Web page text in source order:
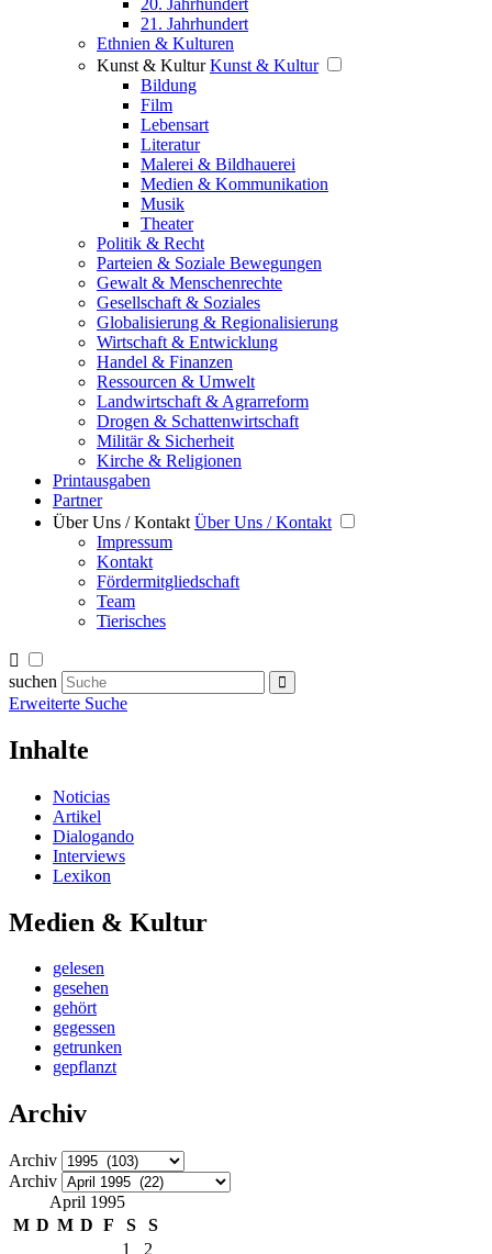
21. Jahrhundert
Ethnien & Kulturen
Kunst & Kultur Kunst & Kultur
Bildung
Film
Lebensart
Literatur
Malerei & Bildhauerei
Medien & Kommunikation
Musik
Theater
Politik & Recht
Parteien & Soziale Bewegungen
Gewalt & Menschenrechte
Gesellschaft & Soziales
Globalisierung & Regionalisierung
Wirtschaft & Entwicklung
Handel & Finanzen
Ressourcen & Umwelt
Landwirtschaft & Agrarreform
Drogen & Schattenwirtschaft
Militär & Sicherheit
Kirche & Religionen
Printausgaben
Partner
Über Uns / Kontakt Über Uns / Kontakt
Impressum
Kontakt
Fördermitgliedschaft
Team
Tierisches
suchen
Erweiterte Suche
Inhalte
Noticias
Artikel
Dialogando
Interviews
Lexikon
Medien & Kultur
gelesen
gesehen
gehört
gegessen
getrunken
gepflanzt
Archiv
Archiv
Archiv
April 1995
M D M D F S
S
1
2